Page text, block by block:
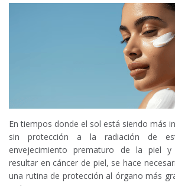
En tiempos donde el sol está siendo más
sin protección a la radiación de
envejecimiento prematuro de la piel
resultar en cáncer de piel, se hace
una rutina de protección al órgano más